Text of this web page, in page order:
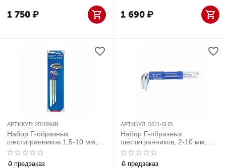
1 750₽ 1 690₽
АРТИКУЛ: 20209MR
Набор Г-образных
шестигранников 1,5-10 мм, 9
предметов
предзаказ
АРТИКУЛ: 0611-8HB
Набор Г-образных
шестигранников, 2-10 мм, 8
предметов МАСТАК 0611-
8HB
предзаказ